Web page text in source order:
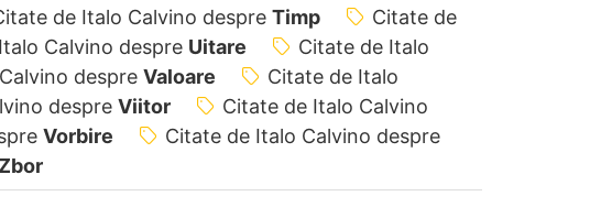
de Italo Calvino despre Timp
Citate de
Calvino despre Uitare
Citate de Italo
despre Valoare
Citate de Italo
despre Viitor
Citate de Italo Calvino
Vorbire
Citate de Italo Calvino despre
Zbor